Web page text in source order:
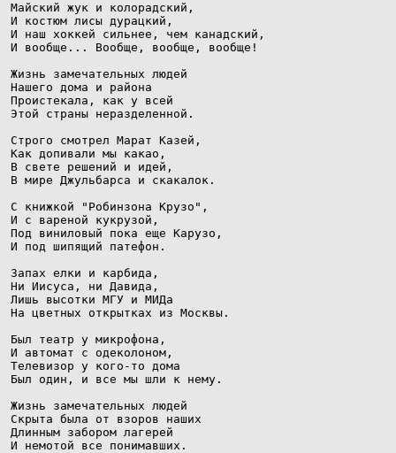
Майский жук и колорадский,
И костюм лисы дурацкий,
И наш хоккей сильнее, чем канадский,
И вообще... Вообще, вообще, вообще!
Жизнь замечательных людей
Нашего дома и района
Проистекала, как у всей
Этой страны неразделенной.
Строго смотрел Марат Казей,
Как допивали мы какао,
В свете решений и идей,
В мире Джульбарса и скакалок.
С книжкой "Робинзона Крузо",
И с вареной кукрузой,
Под виниловый пока еще Карузо,
И под шипящий патефон.
Запах елки и карбида,
Ни Иисуса, ни Давида,
Лишь высотки МГУ и МИДа
На цветных открытках из Москвы.
Был театр у микрофона,
И автомат с одеколоном,
Телевизор у кого-то дома
Был один, и все мы шли к нему.
Жизнь замечательных людей
Скрыта была от взоров наших
Длинным забором лагерей
И немотой все понимавших.